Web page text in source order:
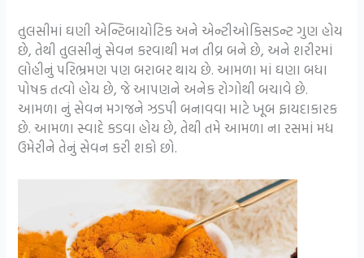
તુલસીમાં ઘણી એન્ટિબાયોટિક અને એન્ટીઓકિસડન્ટ ગુણ હોય
છે, તેથી તુલસીનું સેવન કરવાથી મન તીવ્ર બને છે, અને શરીરમાં
લોહીનું પરિભ્રમણ પણ બરાબર થાય છે. આમળા માં ઘણા બધા
પોષક તત્વો હોય છે, જે આપણને અનેક રોગોથી બચાવે છે.
આમળા નું સેવન મગજને ઝડપી બનાવવા માટે ખૂબ ફાયદાકારક
છે. આમળા સ્વાદે કડવા હોય છે, તેથી તમે આમળા ના રસમાં મધ
ઉમેરીને તેનું સેવન કરી શકો છો.